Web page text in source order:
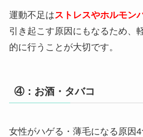
運動不足はストレスやホルモン
引き起こす原因にもなるため、
的に行うことが大切です。
④：お酒・タバコ
女性がハゲる・薄毛になる原因4